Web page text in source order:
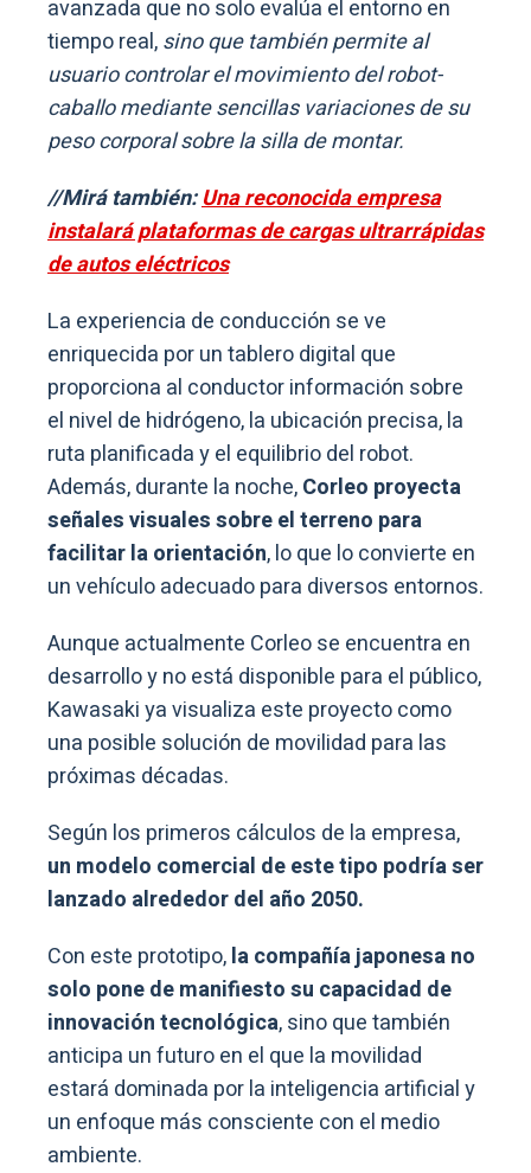
avanzada que no solo evalúa el entorno en
tiempo real,sino que también permite al
usuario controlar el movimiento del robot-
caballo mediante sencillas variaciones de su
peso corporal sobre la silla de montar.
//Mirá también:Una reconocida empresa
instalará plataformas de cargas ultrarrápidas
de autos eléctricos
La experiencia de conducción se ve
enriquecida por un tablero digital que
proporciona al conductor información sobre
el nivel de hidrógeno, la ubicación precisa, la
ruta planificada y el equilibrio del robot.
Además, durante la noche,Corleo proyecta
señales visuales sobre el terreno para
facilitar la orientación, lo que lo convierte en
un vehículo adecuado para diversos entornos.
Aunque actualmente Corleo se encuentra en
desarrollo y no está disponible para el público,
Kawasaki ya visualiza este proyecto como
una posible solución de movilidad para las
próximas décadas.
Según los primeros cálculos de la empresa,
un modelo comercial de este tipo podría ser
lanzado alrededor del año 2050.
Con este prototipo,la compañía japonesa no
solo pone de manifiesto su capacidad de
innovación tecnológica, sino que también
anticipa un futuro en el que la movilidad
estará dominada por la inteligencia artificial y
un enfoque más consciente con el medio
ambiente.